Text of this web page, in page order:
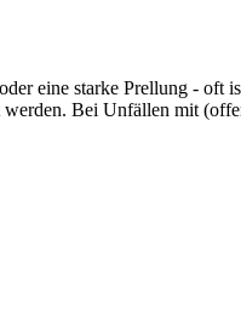
eine starke Prellung - oft
Bei Unfällen mit